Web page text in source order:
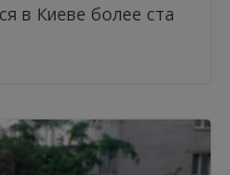
в Киеве более ста